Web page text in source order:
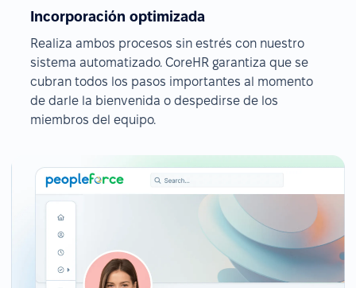
Incorporación optimizada
Realiza ambos procesos sin estrés con nuestro
sistema automatizado. CoreHR garantiza que se
cubran todos los pasos importantes al momento
de darle la bienvenida o despedirse de los
miembros del equipo.